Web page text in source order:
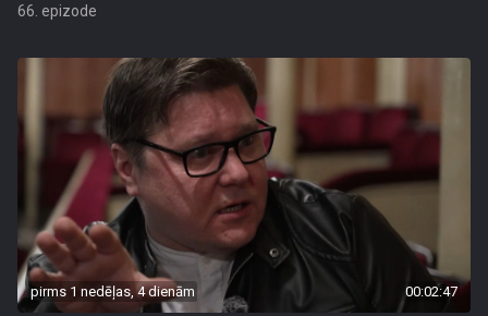
66. epizode
pirms 1 nedēļas, 4 dienām 00:02:47